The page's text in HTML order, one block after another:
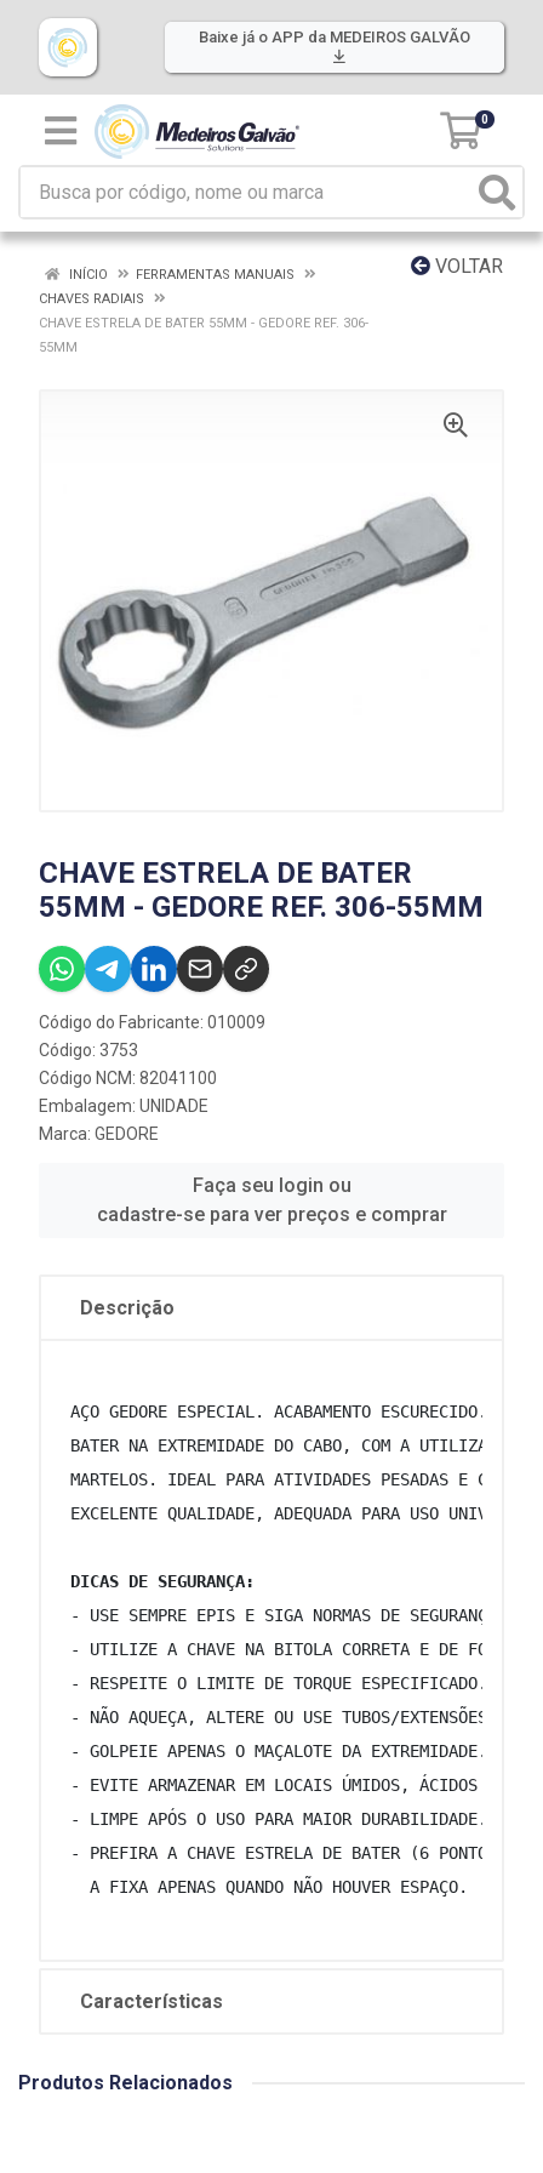
Baixe já o APP da MEDEIROS GALVÃO
0
VOLTAR
INÍCIO
FERRAMENTAS MANUAIS
CHAVES RADIAIS
CHAVE ESTRELA DE BATER 55MM - GEDORE REF. 306-
55MM
CHAVE ESTRELA DE BATER
55MM - GEDORE REF. 306-55MM
Código do Fabricante: 010009
Código: 3753
Código NCM: 82041100
Embalagem: UNIDADE
Marca: GEDORE
Faça seu login ou
cadastre-se para ver preços e comprar
Descrição
AÇO GEDORE ESPECIAL. ACABAMENTO ESCURECIDO.
BATER NA EXTREMIDADE DO CABO, COM A UTILIZAÇÃO
MARTELOS. IDEAL PARA ATIVIDADES PESADAS E
EXCELENTE QUALIDADE, ADEQUADA PARA USO
DICAS DE SEGURANÇA:
- USE SEMPRE EPIS E SIGA NORMAS DE SEGURANÇA.
- UTILIZE A CHAVE NA BITOLA CORRETA E DE FORMA
- RESPEITE O LIMITE DE TORQUE ESPECIFICADO.
- NÃO AQUEÇA, ALTERE OU USE TUBOS/EXTENSÕES
- GOLPEIE APENAS O MAÇALOTE DA EXTREMIDADE.
- EVITE ARMAZENAR EM LOCAIS ÚMIDOS, ÁCIDOS OU
- LIMPE APÓS O USO PARA MAIOR DURABILIDADE.
- PREFIRA A CHAVE ESTRELA DE BATER (6 PONTOS
   A FIXA APENAS QUANDO NÃO HOUVER ESPAÇO.
Características
Produtos Relacionados